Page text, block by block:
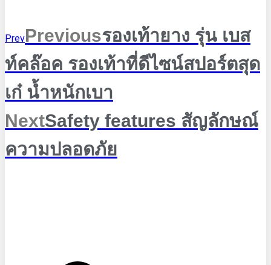
PrevPreviousรองเท้ายาง รุ่น เบส
ท์คล๊อค รองเท้าที่ดีไซน์สปอร์ตสุด
เก๋ น้ำหนักเบา
NextSafety features สัญลักษณ์
ความปลอดภัย